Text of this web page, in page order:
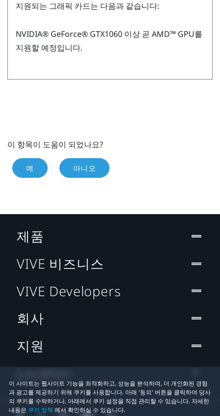
지원되는 그래픽 카드는 다음과 같습니다:
NVIDIA® GeForce® GTX1060 이상 곧 AMD™ GPU를
지원할 예정입니다.
이 항목이 도움이 되었나요?
예 아니오
이 사이트는 웹사이트 기능을 최적화하고, 성능을 분석하며, 더 개인화된 경험
과 광고를 제공하기 위해 쿠키를 사용합니다. 아래 '동의' 버튼을 클릭하여 당사
의 쿠키를 수락하거나, 아래에서 쿠키 설정을 직접 관리할 수 있습니다. 자세한
내용은 쿠키 정책 에서 확인하실 수 있습니다.
제품
VIVE 비즈니스
VIVE Developers
회사
지원
Location